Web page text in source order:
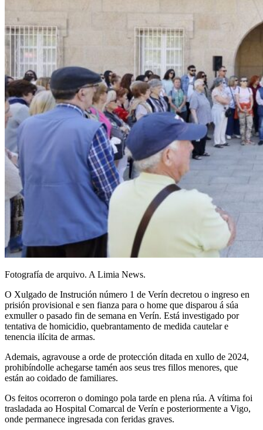
Fotografía de arquivo. A Limia News.
O Xulgado de Instrución número 1 de Verín decretou o ingreso en
prisión provisional e sen fianza para o home que disparou á súa
exmuller o pasado fin de semana en Verín. Está investigado por
tentativa de homicidio, quebrantamento de medida cautelar e
tenencia ilícita de armas.
Ademais, agravouse a orde de protección ditada en xullo de 2024,
prohibíndolle achegarse tamén aos seus tres fillos menores, que
están ao coidado de familiares.
Os feitos ocorreron o domingo pola tarde en plena rúa. A vítima foi
trasladada ao Hospital Comarcal de Verín e posteriormente a Vigo,
onde permanece ingresada con feridas graves.